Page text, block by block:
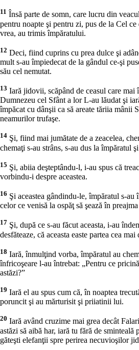
11 Însă parte de somn, care lucru din
pentru noapte şi pentru zi, pus de la Cel
vrea, au trimis împăratului.
12 Deci, fiind cuprins cu prea dulce şi
mult s-au împiedecat de la gândul ce-şi
său cel nemutat.
13 Iară jidovii, scăpând de ceasul care mai
Dumnezeu cel Sfânt a lor L-au lăudat şi
împăcat cu dânşii ca să areate tăriia mânii
neamurilor trufaşe.
14 Şi, fiind mai jumătate de a zeacelea,
chemaţi s-au strâns, s-au dus la împăratul
15 Şi, abiia deşteptându-l, i-au spus că
vorbindu-i despre aceastea.
16 Şi aceastea gândindu-le, împăratul s-
celor ce venisă la ospăţ să şează în
17 Şi, după ce s-au făcut aceasta, i-au
desfăteaze, că aceasta easte partea cea
18 Iară, înmulţind vorba, împăratul au
înfricoşeare l-au întrebat: „Pentru ce
astăzi?”
19 Iară el au spus cum că, în noaptea
poruncit şi au mărturisit şi priiatinii lui.
20 Iară având cruzime mai grea decât
astăzi să aibă har, iară tu fără de sminteală
găteşti elefanţii spre perirea necuvioşilor